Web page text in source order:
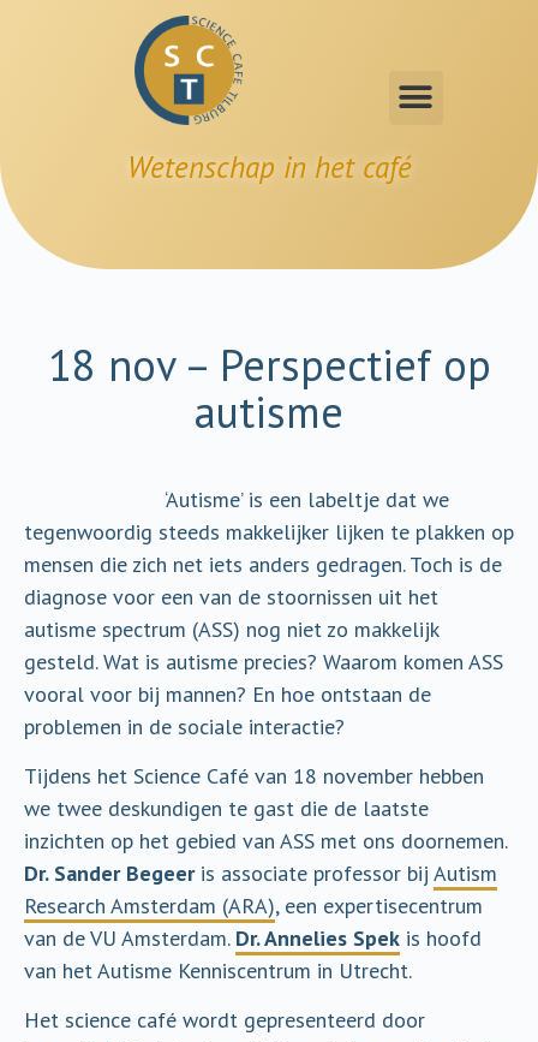
Wetenschap in het café
18 nov – Perspectief op
autisme
‘Autisme’ is een labeltje dat we
tegenwoordig steeds makkelijker lijken te plakken op
mensen die zich net iets anders gedragen. Toch is de
diagnose voor een van de stoornissen uit het
autisme spectrum (ASS) nog niet zo makkelijk
gesteld. Wat is autisme precies? Waarom komen ASS
vooral voor bij mannen? En hoe ontstaan de
problemen in de sociale interactie?
Tijdens het Science Café van 18 november hebben
we twee deskundigen te gast die de laatste
inzichten op het gebied van ASS met ons doornemen.
Dr. Sander Begeeris associate professor bij Autism
Research Amsterdam (ARA), een expertisecentrum
van de VU Amsterdam. Dr. Annelies Spek is hoofd
van het Autisme Kenniscentrum in Utrecht.
Het science café wordt gepresenteerd door